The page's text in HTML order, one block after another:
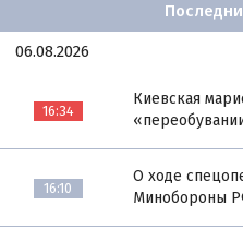
06.08.2026
16:34
Киевская
16:10
О ходе
Минобороны